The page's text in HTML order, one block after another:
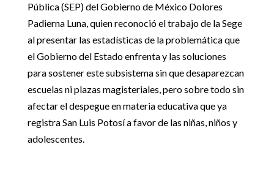
Pública (SEP) del Gobierno de México Dolores
Padierna Luna, quien reconoció el trabajo de la Sege
al presentar las estadísticas de la problemática que
el Gobierno del Estado enfrenta y las soluciones
para sostener este subsistema sin que desaparezcan
escuelas ni plazas magisteriales, pero sobre todo sin
afectar el despegue en materia educativa que ya
registra San Luis Potosí a favor de las niñas, niños y
adolescentes.